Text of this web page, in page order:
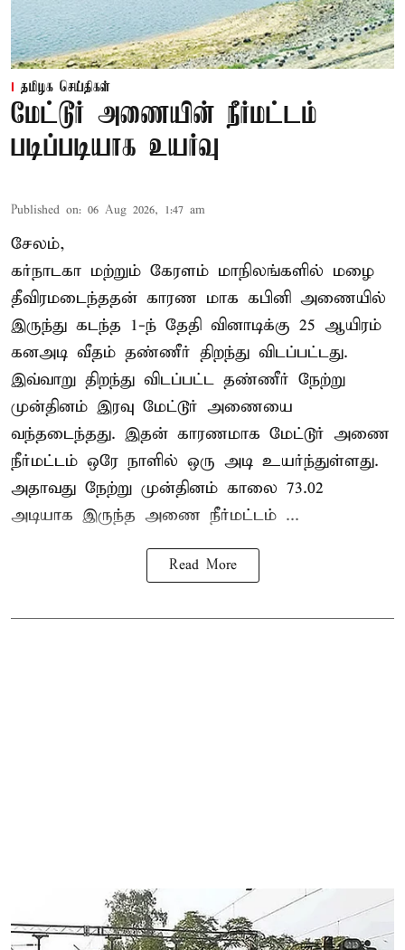
தமிழக செய்திகள்
மேட்டூர் அணையின் நீர்மட்டம்
படிப்படியாக உயர்வு
Published on: 06 Aug 2026, 1:47 am
சேலம்,
கர்நாடகா மற்றும் கேரளம் மாநிலங்களில் மழை
தீவிரமடைந்ததன் காரண மாக கபினி அணையில்
இருந்து கடந்த 1-ந் தேதி வினாடிக்கு 25 ஆயிரம்
கனஅடி வீதம் தண்ணீர் திறந்து விடப்பட்டது.
இவ்வாறு திறந்து விடப்பட்ட தண்ணீர் நேற்று
முன்தினம் இரவு மேட்டூர் அணையை
வந்தடைந்தது. இதன் காரணமாக மேட்டூர் அணை
நீர்மட்டம் ஒரே நாளில் ஒரு அடி உயர்ந்துள்ளது.
அதாவது நேற்று முன்தினம் காலை 73.02
அடியாக இருந்த அணை நீர்மட்டம் ...
Read More